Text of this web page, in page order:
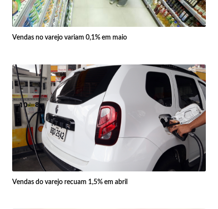
Vendas no varejo variam 0,1% em maio
Vendas do varejo recuam 1,5% em abril